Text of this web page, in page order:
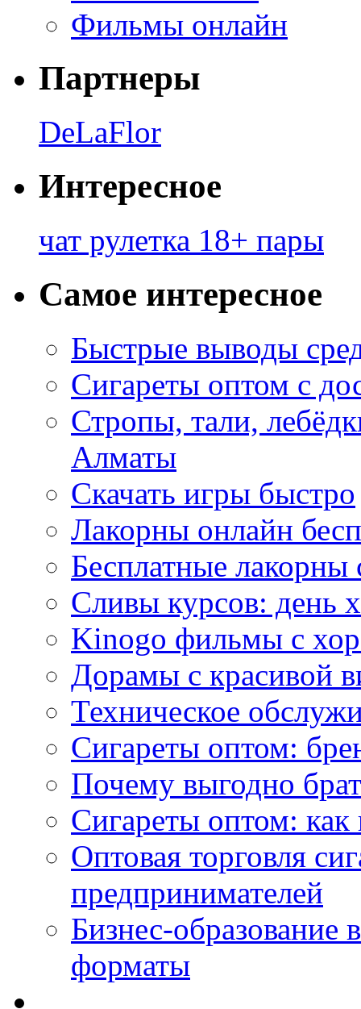
Фильмы онлайн
Партнеры
DeLaFlor
Интересное
чат рулетка 18+ пары
Самое интересное
Быстрые выводы
Сигареты оптом с
Стропы, тали,
Алматы
Скачать игры быстро
Лакорны онлайн
Бесплатные лакорны
Сливы курсов: день
Kinogo фильмы с
Дорамы с красивой
Техническое
Сигареты оптом:
Почему выгодно
Сигареты оптом: как
Оптовая торговля
предпринимателей
Бизнес-образование
форматы